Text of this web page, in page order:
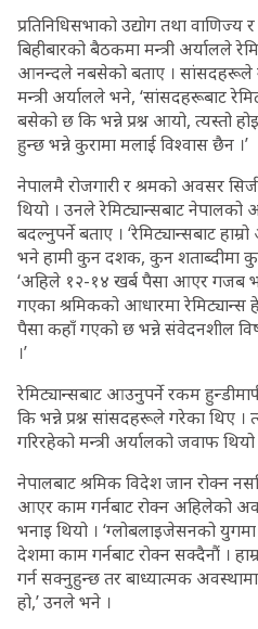
प्रतिनिधिसभाको उद्योग तथा
बिहीबारको बैठकमा मन्त्री अर्यालले
आनन्दले नबसेको बताए । सांसदहरूले
मन्त्री अर्यालले भने, ‘सांसदहरूबाट
बसेको छ कि भन्ने प्रश्न आयो, त्यस्तो
हुन्छ भन्ने कुरामा मलाई विश्वास छैन ।’
नेपालमै रोजगारी र श्रमको अवसर
थियो । उनले रेमिट्यान्सबाट नेपालको
बदल्नुपर्ने बताए । ‘रेमिट्यान्सबाट
भने हामी कुन दशक, कुन शताब्दीमा
‘अहिले १२-१४ खर्ब पैसा आएर गजब
गएका श्रमिकको आधारमा
पैसा कहाँ गएको छ भन्ने संवेदनशील
।’
रेमिट्यान्सबाट आउनुपर्ने रकम
कि भन्ने प्रश्न सांसदहरूले गरेका थिए
गरिरहेको मन्त्री अर्यालको जवाफ थियो
नेपालबाट श्रमिक विदेश जान रोक्न
आएर काम गर्नबाट रोक्न अहिलेको
भनाइ थियो । ‘ग्लोबलाइजेसनको
देशमा काम गर्नबाट रोक्न सक्दैनौं ।
गर्न सक्नुहुन्छ तर बाध्यात्मक
हो,’ उनले भने ।